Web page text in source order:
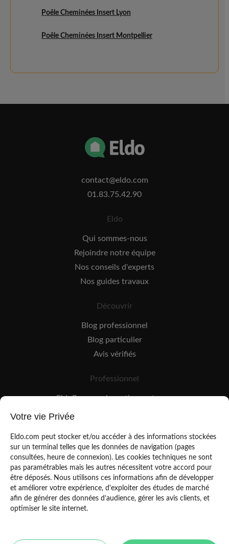
Poêle Cheminées Insert Lyon
Poêle Cheminées Insert Montpellier
contact@eldo.com
01.83.75.42.90
Eldo
Qui sommes-nous
Rejoindre notre équipe
Nos conseils d'experts
Nos guides travaux
Découvrir
Blog professionnel
Blog particulier
Avis vérifiés
Professionnel
EldoPro pour les artisans et pros
EldoNetwork pour les réseaux, marques et industriels
Mentions légales
Votre vie Privée
Eldo.com peut stocker et/ou accéder à des informations stockées
sur un terminal telles que les données de navigation (pages
consultées, heure de connexion). Les cookies techniques ne sont
pas paramétrables mais les autres nécessitent votre accord pour
être déposés. Nous utilisons ces informations afin de développer
et améliorer votre expérience, d'exploiter des études de marché
afin de générer des données d’audience, gérer les avis clients, et
optimiser le site internet.